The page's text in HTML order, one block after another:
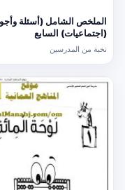
الملخص الشامل (أسئلة
(اجتماعيات) السابع
نخبة من المدرسين